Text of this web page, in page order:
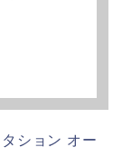
ション オー